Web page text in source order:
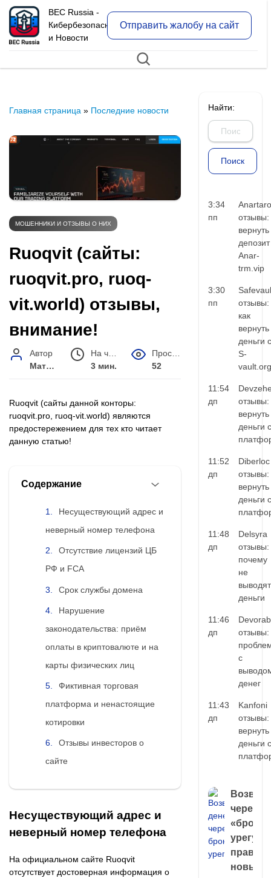
BEC Russia -
Кибербезопасность
и Новости
Отправить жалобу на сайт
Главная страница » Последние новости
МОШЕННИКИ И ОТЗЫВЫ О НИХ
Ruoqvit (сайты:
ruoqvit.pro, ruoq-
vit.world) отзывы,
внимание!
Автор
Матвей Иванов
3 мин.
52
Ruoqvit (сайты данной конторы:
ruoqvit.pro, ruoq-vit.world) являются
предостережением для тех кто читает
данную статью!
Содержание
Несуществующий адрес и
неверный номер телефона
Отсутствие лицензий ЦБ
РФ и FCA
Срок службы домена
Нарушение
законодательства: приём
оплаты в криптовалюте и на
карты физических лиц
Фиктивная торговая
платформа и ненастоящие
котировки
Отзывы инвесторов о
сайте
Несуществующий адрес и
неверный номер телефона
На официальном сайте Ruoqvit
отсутствует достоверная информация о
Найти:
3:34
пп
отзывы:
вернуть
Anar-
trm.vip
3:30
пп
отзывы:
как
вернуть
деньги с
S-
vault.org
11:54
дп
отзывы:
вернуть
деньги с
11:52
дп
Diberloc
отзывы:
вернуть
деньги с
11:48
дп
Delsyra
отзывы:
почему
не
выводят
деньги
11:46
дп
отзывы:
с
денег
11:43
дп
Kanfoni
отзывы:
вернуть
деньги с
через
правда
новый